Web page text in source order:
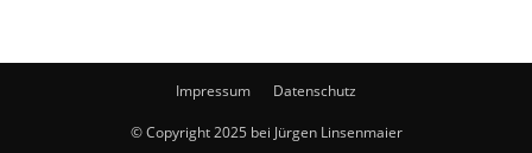
Impressum Datenschutz
© Copyright 2025 bei Jürgen Linsenmaier